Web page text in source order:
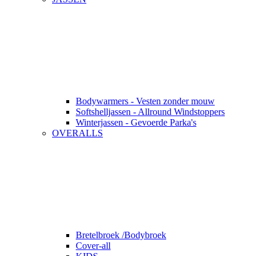
Bodywarmers - Vesten zonder mouw
Softshelljassen - Allround Windstoppers
Winterjassen - Gevoerde Parka's
OVERALLS
Bretelbroek /Bodybroek
Cover-all